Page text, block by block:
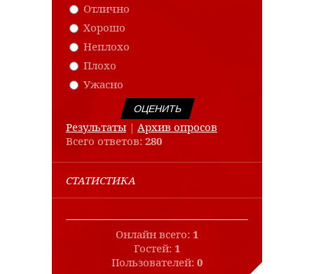
Отлично
Хорошо
Неплохо
Плохо
Ужасно
Результаты | Архив опросов
Всего ответов: 280
СТАТИСТИКА
Онлайн всего: 1
Гостей: 1
Пользователей: 0